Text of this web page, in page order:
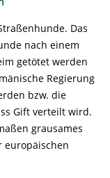
Das
nach einem
getötet werden
Regierung
bzw. die
Gift verteilt wird.
grausames
europäischen